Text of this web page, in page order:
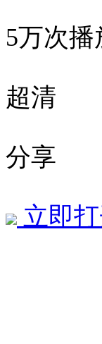
5万次播
超清
分享
立即